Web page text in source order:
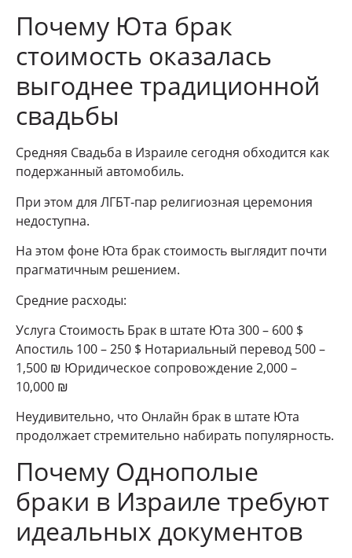
Почему Юта брак
стоимость оказалась
выгоднее традиционной
свадьбы
Средняя Свадьба в Израиле сегодня обходится как
подержанный автомобиль.
При этом для ЛГБТ‑пар религиозная церемония
недоступна.
На этом фоне Юта брак стоимость выглядит почти
прагматичным решением.
Средние расходы:
Услуга Стоимость Брак в штате Юта 300 – 600 $
Апостиль 100 – 250 $ Нотариальный перевод 500 –
1,500 ₪ Юридическое сопровождение 2,000 –
10,000 ₪
Неудивительно, что Онлайн брак в штате Юта
продолжает стремительно набирать популярность.
Почему Однополые
браки в Израиле требуют
идеальных документов